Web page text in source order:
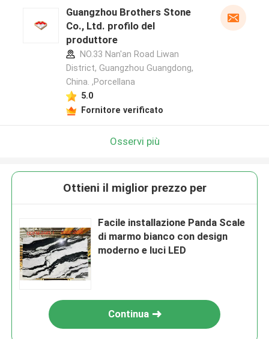
Guangzhou Brothers Stone
Co., Ltd. profilo del
produttore
NO.33 Nan'an Road Liwan
District, Guangzhou Guangdong,
China. ,Porcellana
5.0
Fornitore verificato
Osservi più
Ottieni il miglior prezzo per
Facile installazione Panda Scale
di marmo bianco con design
moderno e luci LED
Continua